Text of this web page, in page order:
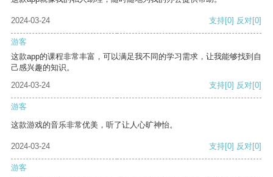
2024-03-24 支持[0] 反对[0]
游客
这款app的课程非常丰富，可以满足我不同的学习需求，让我能够找到自
己感兴趣的知识。
2024-03-24
支持[0] 反对[0]
游客
这款游戏的音乐非常优美，听了让人心旷神怡。
2024-03-24 支持[0] 反对[0]
游客